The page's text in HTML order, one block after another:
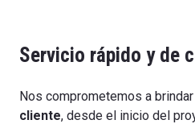
Servicio rápido y de
Nos comprometemos a brindar
cliente, desde el inicio del